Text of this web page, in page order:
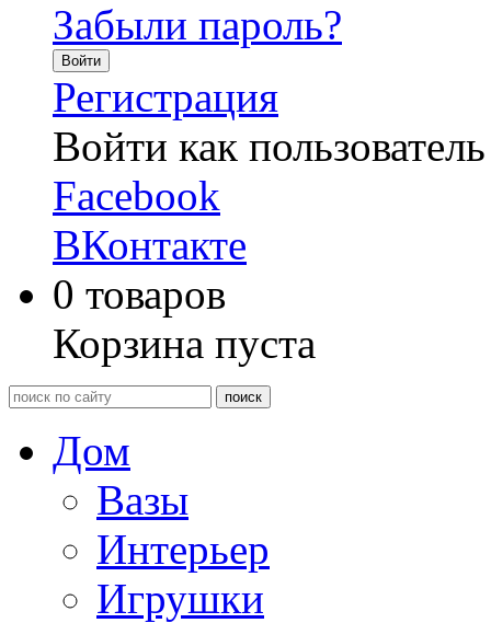
Забыли пароль?
Войти
Регистрация
Войти как пользователь
Facebook
ВКонтакте
0 товаров
Корзина пуста
Дом
Вазы
Интерьер
Игрушки